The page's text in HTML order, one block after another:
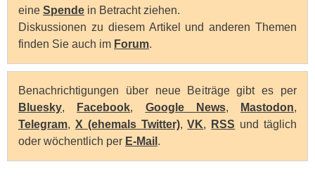
eine Spende in Betracht ziehen.
Diskussionen zu diesem Artikel und anderen Themen
finden Sie auch im Forum.
Benachrichtigungen über neue Beiträge gibt es per
Bluesky, Facebook, Google News, Mastodon,
Telegram, X (ehemals Twitter),VK, RSS und täglich
oder wöchentlich per E-Mail .